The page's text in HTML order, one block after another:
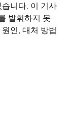
니다. 이 기사
발휘하지 못
인, 대처 방법